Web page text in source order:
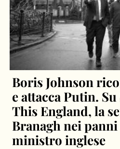
Boris Johnson
e attacca Putin.
This England, la
Branagh nei
ministro inglese